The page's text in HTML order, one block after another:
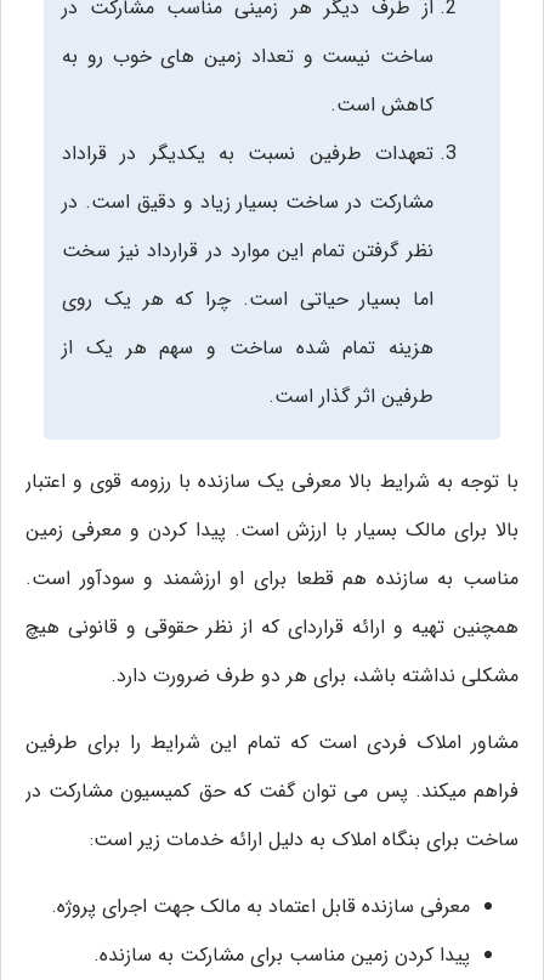
از طرف دیگر هر زمینی مناسب مشارکت در
ساخت نیست و تعداد زمین‌ های خوب رو به
کاهش است.
تعهدات طرفین نسبت به یکدیگر در قراداد
مشارکت در ساخت بسیار زیاد و دقیق است. در
نظر گرفتن تمام این موارد در قرارداد نیز سخت
اما بسیار حیاتی است. چرا که هر یک روی
هزینه تمام شده ساخت‌ و سهم هر یک از
طرفین اثر گذار است.
با توجه به شرایط بالا معرفی یک سازنده با رزومه قوی‌ و اعتبار
بالا برای مالک بسیار با ارزش است. پیدا کردن و معرفی زمین
مناسب به سازنده هم قطعا برای او ارزشمند و سودآور است.
همچنین تهیه و ارائه قراردای که از نظر حقوقی و قانونی هیچ
مشکلی نداشته باشد، برای هر دو طرف ضرورت دارد.
مشاور املاک فردی است که تمام این شرایط را برای طرفین
فراهم میکند. پس می توان گفت که حق کمیسیون مشارکت در
ساخت برای بنگاه املاک به دلیل ارائه خدمات زیر است:
معرفی سازنده قابل اعتماد به مالک جهت اجرای پروژه.
پیدا کردن زمین مناسب برای مشارکت به سازنده.